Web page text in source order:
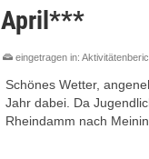
April***
eingetragen in:
Schönes Wetter,
Jahr dabei. Da
Rheindamm nach